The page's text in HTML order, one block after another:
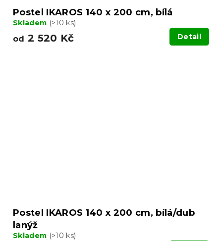
Postel IKAROS 140 x 200 cm, bílá
Skladem (>10 ks)
od 2 520 Kč Detail
Postel IKAROS 140 x 200 cm, bílá/dub
lanýž
Skladem (>10 ks)